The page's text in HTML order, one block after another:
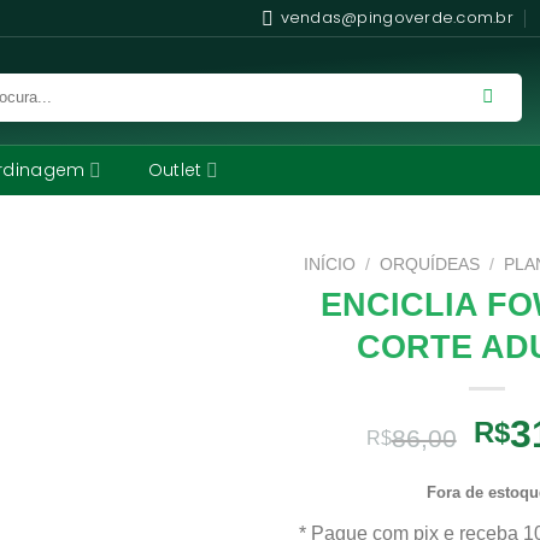
vendas@pingoverde.com.br
Outlet
INÍCIO / ORQUÍDEAS /
ENCICLIA
CORTE
R$86,00
O
era:
R$
Fora de
* Pague com pix e receba